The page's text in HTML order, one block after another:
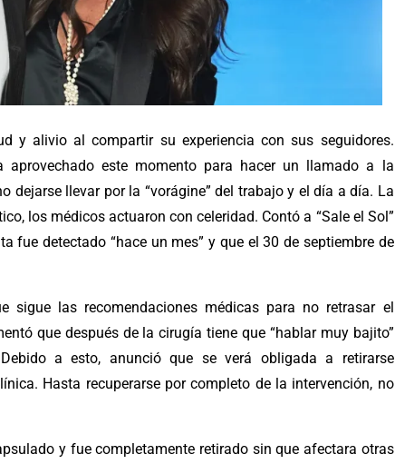
y alivio al compartir su experiencia con sus seguidores.
este momento para hacer un llamado a la
dejarse llevar por la “vorágine” del trabajo y el día a día. La
los médicos actuaron con celeridad. Contó a “Sale el Sol”
fue detectado “hace un mes” y que el 30 de septiembre de
sigue las recomendaciones médicas para no retrasar el
que después de la cirugía tiene que “hablar muy bajito”
Debido a esto, anunció que se verá obligada a retirarse
Hasta recuperarse por completo de la intervención, no
y fue completamente retirado sin que afectara otras